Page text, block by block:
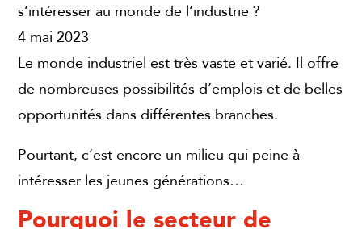
s’intéresser au monde de l’industrie ?
4 mai 2023
Le monde industriel est très vaste et varié. Il offre
de nombreuses possibilités d’emplois et de belles
opportunités dans différentes branches.
Pourtant, c’est encore un milieu qui peine à
intéresser les jeunes générations…
Pourquoi le secteur de